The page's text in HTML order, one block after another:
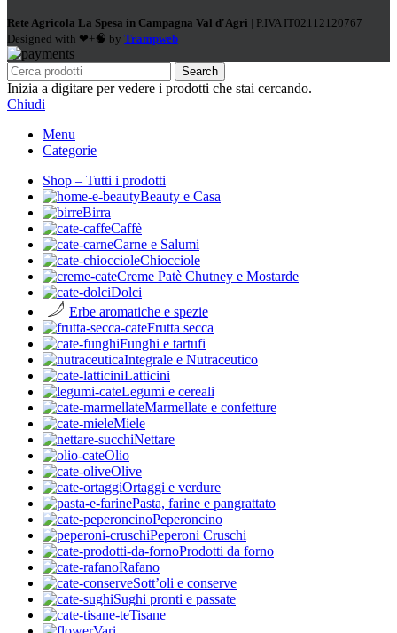
Rete Agricola La Spesa in Campagna Val d'Agri | P.IVA IT02112120767
Designed with ❤+🧠 by Trampweb
Search
Inizia a digitare per vedere i prodotti che stai cercando.
Chiudi
Menu
Categorie
Shop – Tutti i prodotti
Beauty e Casa
Birra
Caffè
Carne e Salumi
Chiocciole
Creme Patè Chutney e Mostarde
Dolci
Erbe aromatiche e spezie
Frutta secca
Funghi e tartufi
Integrale e Nutraceutico
Latticini
Legumi e cereali
Marmellate e confetture
Miele
Nettare
Olio
Olive
Ortaggi e verdure
Pasta, farine e pangrattato
Peperoncino
Peperoni Cruschi
Prodotti da forno
Rafano
Sott’oli e conserve
Sughi pronti e passate
Tisane